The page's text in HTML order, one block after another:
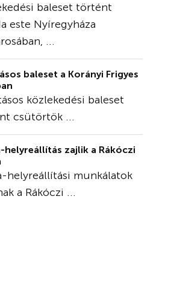
baleset történt
este Nyíregyháza
...
baleset a Korányi Frigyes
közlekedési baleset
csütörtök ...
helyreállítás zajlik a Rákóczi
helyreállítási munkálatok
a Rákóczi ...